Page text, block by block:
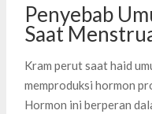
Penyebab
Saat
Kram perut saat haid
memproduksi hormon
Hormon ini berperan